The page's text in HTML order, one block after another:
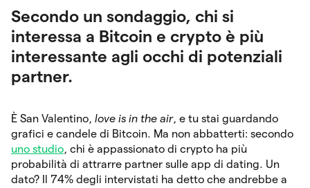
Secondo un sondaggio, chi si
interessa a Bitcoin e crypto è più
interessante agli occhi di potenziali
partner.
È San Valentino, love is in the air, e tu stai guardando
grafici e candele di Bitcoin. Ma non abbatterti: secondo
uno studio, chi è appassionato di crypto ha più
probabilità di attrarre partner sulle app di dating. Un
dato? Il 74% degli intervistati ha detto che andrebbe a